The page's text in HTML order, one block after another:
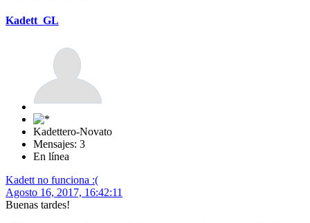
Kadett_GL
Kadettero-Novato
Mensajes: 3
En línea
Kadett no funciona :(
Agosto 16, 2017, 16:42:11
Buenas tardes!